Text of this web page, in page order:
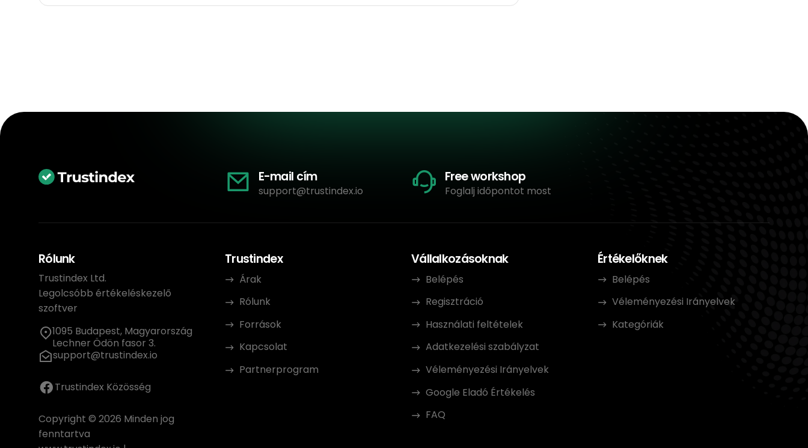
E-mail cím
support@trustindex.io
Free workshop
Foglalj időpontot most
Rólunk
Trustindex Ltd.
Legolcsóbb értékeléskezelő
szoftver
1095 Budapest, Magyarország
Lechner Ödön fasor 3.
support@trustindex.io
Trustindex Közösség
Copyright © 2026 Minden jog
fenntartva
Trustindex
Árak
Rólunk
Források
Kapcsolat
Partnerprogram
Vállalkozásoknak
Belépés
Regisztráció
Használati feltételek
Adatkezelési szabályzat
Véleményezési Irányelvek
Google Eladó Értékelés
FAQ
Értékelőknek
Belépés
Véleményezési Irányelvek
Kategóriák